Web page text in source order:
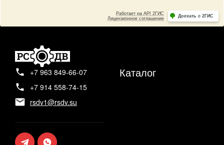
+7 963 849-66-07
+7 914 558-74-15
rsdv1@rsdv.su
Каталог